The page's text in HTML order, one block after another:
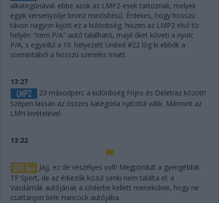
alkategóriával: ebbe azok az LMP2-esek tartoznak, melyek
egyik versenyzője bronz minősítésű. Érdekes, hogy hosszú
távon nagyon kijött ez a különbség, hiszen az LMP2 első tíz
helyén "nem P/A" autó található, majd őket követi a nyolc
P/A, s egyedül a 19. helyezett United #22 lóg ki ebbők a
sormintából a hosszú szerelés miatt.
13:27
23 másodperc a különbség Frijns és Deletraz között!
Szépen lassan az összes kategória nyitottá válik. Mármint az
LMH kivételével.
13:22
Jajj, ez de veszélyes volt! Megpördült a gyengébbik
TF Sport, de az érkezők közül senki nem találta el: a
Vasdámák autójának a sóderbe kellett menekülnie, hogy ne
csattanjon bele Hancock autójába.